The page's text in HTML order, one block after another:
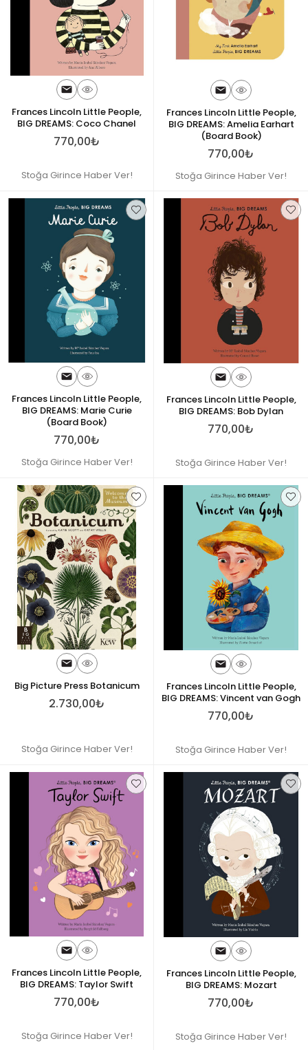
Frances Lincoln Little People,
BIG DREAMS: Coco Chanel
770,00₺
Stoğa Girince Haber Ver!
Frances Lincoln Little People,
BIG DREAMS: Amelia Earhart
(Board Book)
770,00₺
Stoğa Girince Haber Ver!
Frances Lincoln Little People,
BIG DREAMS: Marie Curie
(Board Book)
770,00₺
Stoğa Girince Haber Ver!
Frances Lincoln Little People,
BIG DREAMS: Bob Dylan
770,00₺
Stoğa Girince Haber Ver!
Big Picture Press Botanicum
2.730,00₺
Stoğa Girince Haber Ver!
Frances Lincoln Little People,
BIG DREAMS: Vincent van Gogh
770,00₺
Stoğa Girince Haber Ver!
Frances Lincoln Little People,
BIG DREAMS: Taylor Swift
770,00₺
Stoğa Girince Haber Ver!
Frances Lincoln Little People,
BIG DREAMS: Mozart
770,00₺
Stoğa Girince Haber Ver!